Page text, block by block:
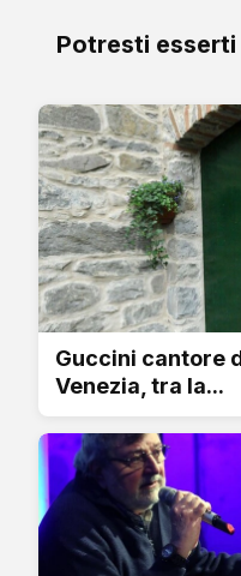
Potresti
Guccini cantore
Venezia, tra la...